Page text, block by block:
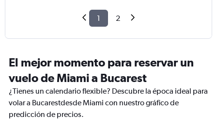
1 2
El mejor momento para reservar un
vuelo de Miami a Bucarest
¿Tienes un calendario flexible? Descubre la época ideal para
volar a Bucarestdesde Miami con nuestro gráfico de
predicción de precios.